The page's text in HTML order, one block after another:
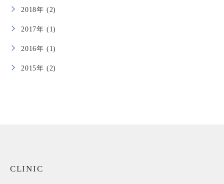
2018年 (2)
2017年 (1)
2016年 (1)
2015年 (2)
CLINIC